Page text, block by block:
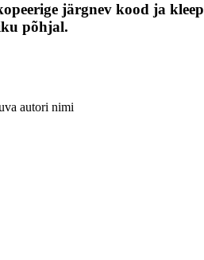
järgnev kood ja
põhjal.
autori nimi